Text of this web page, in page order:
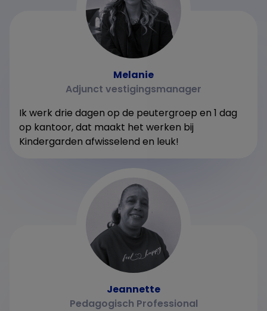
Melanie
Adjunct vestigingsmanager
Ik werk drie dagen op de peutergroep en 1 dag
op kantoor, dat maakt het werken bij
Kindergarden afwisselend en leuk!
Jeannette
Pedagogisch Professional